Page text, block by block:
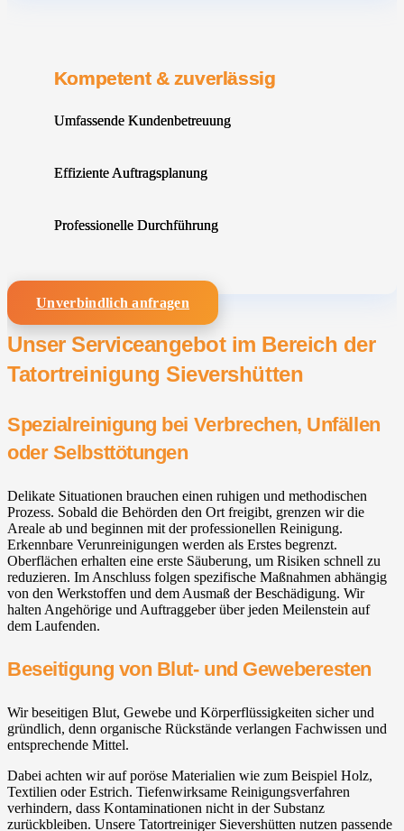
Kompetent & zuverlässig
Umfassende Kundenbetreuung
Effiziente Auftragsplanung
Professionelle Durchführung
Unverbindlich anfragen
Unser Serviceangebot im Bereich der
Tatortreinigung Sievershütten
Spezialreinigung bei Verbrechen, Unfällen
oder Selbsttötungen
Delikate Situationen brauchen einen ruhigen und methodischen
Prozess. Sobald die Behörden den Ort freigibt, grenzen wir die
Areale ab und beginnen mit der professionellen Reinigung.
Erkennbare Verunreinigungen werden als Erstes begrenzt.
Oberflächen erhalten eine erste Säuberung, um Risiken schnell zu
reduzieren. Im Anschluss folgen spezifische Maßnahmen abhängig
von den Werkstoffen und dem Ausmaß der Beschädigung. Wir
halten Angehörige und Auftraggeber über jeden Meilenstein auf
dem Laufenden.
Beseitigung von Blut- und Geweberesten
Wir beseitigen Blut, Gewebe und Körperflüssigkeiten sicher und
gründlich, denn organische Rückstände verlangen Fachwissen und
entsprechende Mittel.
Dabei achten wir auf poröse Materialien wie zum Beispiel Holz,
Textilien oder Estrich. Tiefenwirksame Reinigungsverfahren
verhindern, dass Kontaminationen nicht in der Substanz
zurückbleiben. Unsere Tatortreiniger Sievershütten nutzen passende